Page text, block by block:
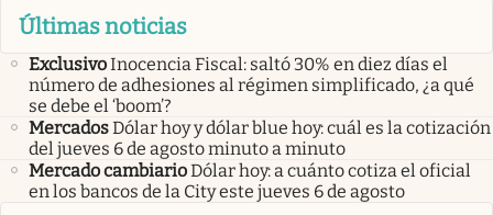
Últimas noticias
ExclusivoInocencia Fiscal: saltó 30% en diez días el
número de adhesiones al régimen simplificado, ¿a qué
se debe el ‘boom’?
MercadosDólar hoy y dólar blue hoy: cuál es la cotización
del jueves 6 de agosto minuto a minuto
Mercado cambiarioDólar hoy: a cuánto cotiza el oficial
en los bancos de la City este jueves 6 de agosto